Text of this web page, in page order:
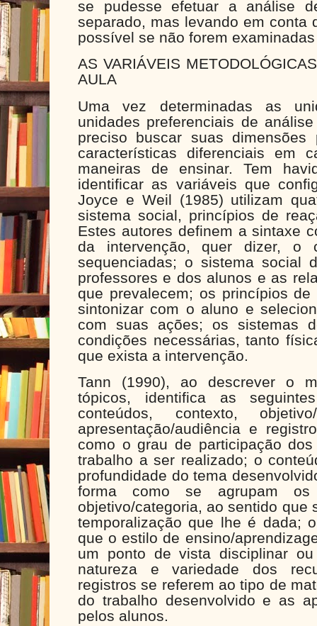
se pudesse efetuar a análise
separado, mas levando em conta
possível se não forem
AS VARIÁVEIS
AULA
Uma vez determinadas as
unidades preferenciais de
preciso buscar suas
características diferenciais em
maneiras de ensinar. Tem
identificar as variáveis que
Joyce e Weil (1985) utilizam
sistema social, princípios de
Estes autores definem a sintaxe
da intervenção, quer dizer, o
sequenciadas; o sistema social
professores e dos alunos e as
que prevalecem; os princípios
sintonizar com o aluno e
com suas ações; os sistemas
condições necessárias, tanto
que exista a intervenção.
Tann (1990), ao descrever o
tópicos, identifica as
conteúdos, contexto,
apresentação/audiência e
como o grau de participação
trabalho a ser realizado; o
profundidade do tema
forma como se agrupam
objetivo/categoria, ao sentido que
temporalização que lhe é dada;
que o estilo de ensino/
um ponto de vista disciplinar
natureza e variedade dos
registros se referem ao tipo de
do trabalho desenvolvido e as
pelos alunos.